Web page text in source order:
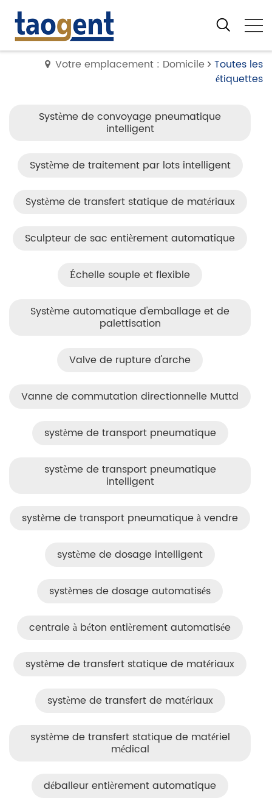
Votre emplacement : Domicile
Toutes les
étiquettes
Système de convoyage pneumatique
intelligent
Système de traitement par lots intelligent
Système de transfert statique de matériaux
Sculpteur de sac entièrement automatique
Échelle souple et flexible
Système automatique d'emballage et de
palettisation
Valve de rupture d'arche
Vanne de commutation directionnelle Muttd
système de transport pneumatique
système de transport pneumatique
intelligent
système de transport pneumatique à vendre
système de dosage intelligent
systèmes de dosage automatisés
centrale à béton entièrement automatisée
système de transfert statique de matériaux
système de transfert de matériaux
système de transfert statique de matériel
médical
déballeur entièrement automatique